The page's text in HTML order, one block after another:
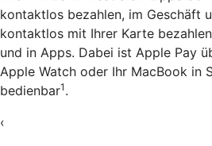
kontaktlos bezahlen, im Geschäft
kontaktlos mit Ihrer Karte
und in Apps. Dabei ist Apple Pay
Apple Watch oder Ihr MacBook in
bedienbar1 .
‹